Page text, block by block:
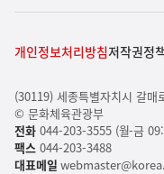
개인정보처리방침저작권정
(30119) 세종특별자치시 갈매
© 문화체육관광부
전화044-203-3555 (월-금
팩스044-203-3488
대표메일